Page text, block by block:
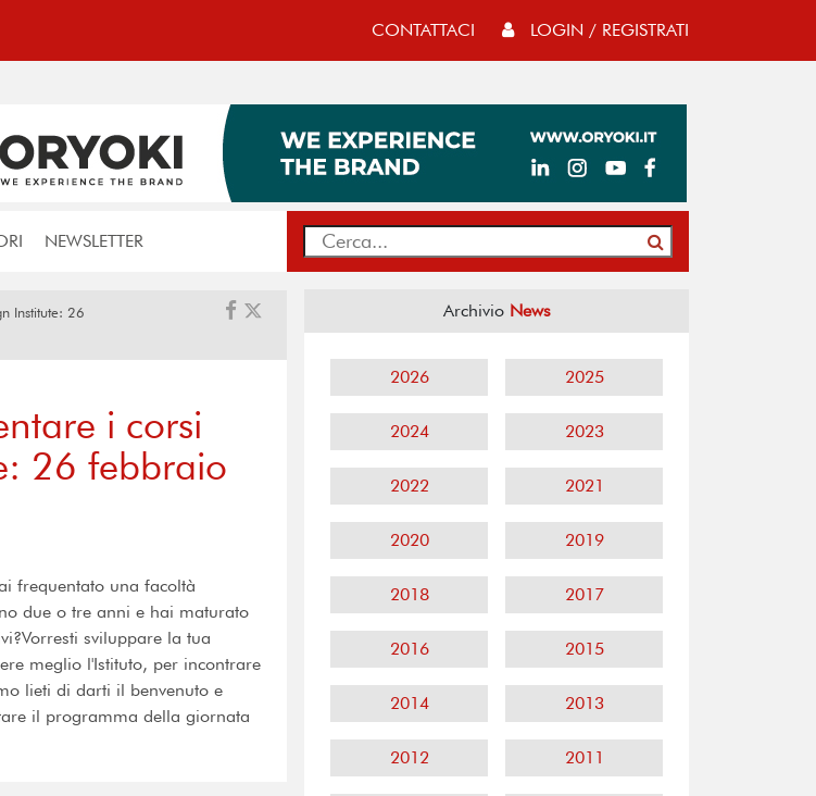
CONTATTACI LOGIN / REGISTRATI
NEWSLETTER
Institute: 26
i corsi
26 febbraio
frequentato una facoltà
due o tre anni e hai maturato
sviluppare la tua
meglio l'Istituto, per incontrare
lieti di darti il benvenuto e
il programma della giornata
Archivio News
2026 2025
2024 2023
2022 2021
2020 2019
2018 2017
2016 2015
2014 2013
2012 2011